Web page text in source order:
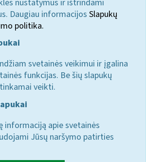
nustatymus ir ištrindami
Daugiau informacijos Slapukų
politika.
svetainės veikimui ir įgalina
funkcijas. Be šių slapukų
veikti.
informaciją apie svetainės
Jūsų naršymo patirties